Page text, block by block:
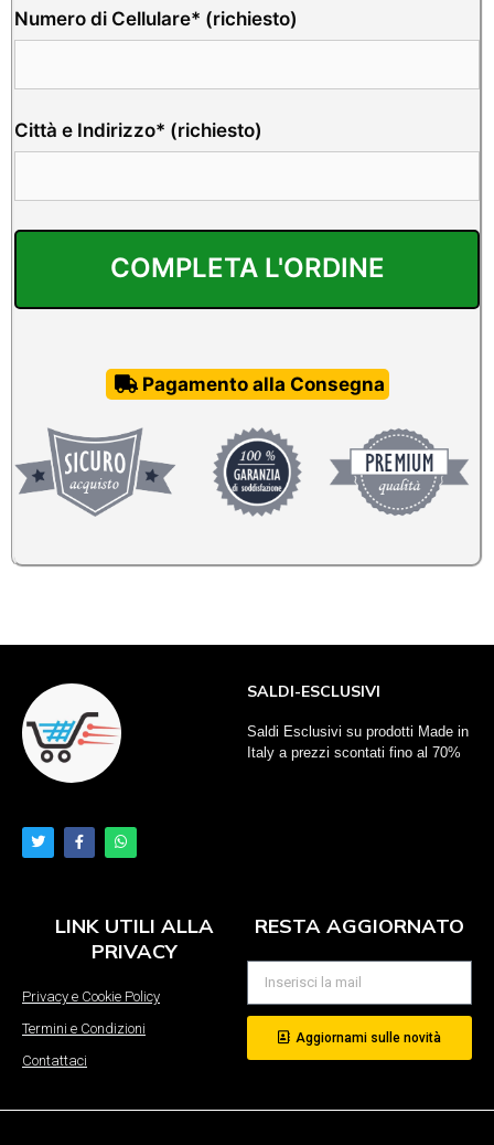
Numero di Cellulare* (richiesto)
Città e Indirizzo* (richiesto)
Pagamento alla Consegna
SALDI-ESCLUSIVI
Saldi Esclusivi su prodotti Made in
Italy a prezzi scontati fino al 70%
LINK UTILI ALLA
PRIVACY
Privacy e Cookie Policy
Termini e Condizioni
Contattaci
RESTA AGGIORNATO
Aggiornami sulle novità